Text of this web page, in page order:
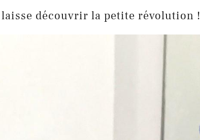
laisse découvrir la petite révolution !